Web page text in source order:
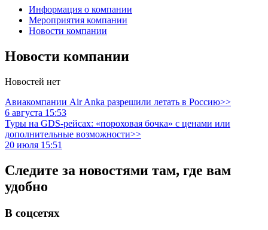
Информация о компании
Мероприятия компании
Новости компании
Новости компании
Новостей нет
Авиакомпании Air Anka разрешили летать в Россию>>
6 августа 15:53
Туры на GDS-рейсах: «пороховая бочка» с ценами или
дополнительные возможности>>
20 июля 15:51
Следите за новостями там, где вам
удобно
В соцсетях